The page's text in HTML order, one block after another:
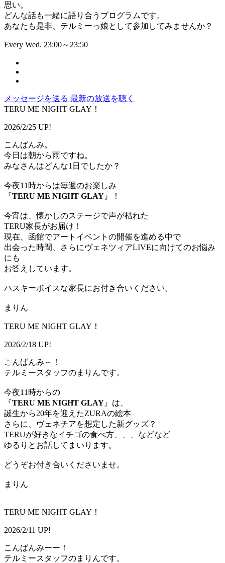
思い。
どんな話も一緒に語り合うプログラムです。
あなたも是非、テルミーっ娘として参加してみませんか？
Every Wed. 23:00～23:50
メッセージを送る 最新の放送を聴く
TERU ME NIGHT GLAY！
2026/2/25 UP!
こんばんみ。
今日は朝から雨ですね。
みなさんはどんな1日でしたか？
今夜11時からは毎週のお楽しみ
『TERU ME NIGHT GLAY 』！
今宵は、懐かしのステージで声が枯れた
TERU家長がお届け！
現在、函館でアートイベントの開催を進める中で
出会った時間、さらにヴェネツィアLIVEに向けてのお悩み
にも
お答えしています。
ハスキーボイスな家長にお付き合いください。
まりん
TERU ME NIGHT GLAY！
2026/2/18 UP!
こんばんみ～！
テルミースタッフのまりんです。
今夜11時からの
『TERU ME NIGHT GLAY 』は、
誕生から20年を迎えたZURAの絵本
さらに、ヴェネチアを想定した新グッズ？
TERUが好きなイチゴの食べ方、、、などなど
ゆるりとお話してまいります。
どうぞお付き合いくださいませ。
まりん
TERU ME NIGHT GLAY！
2026/2/11 UP!
こんばんみーー！
テルミースタッフのまりんです。